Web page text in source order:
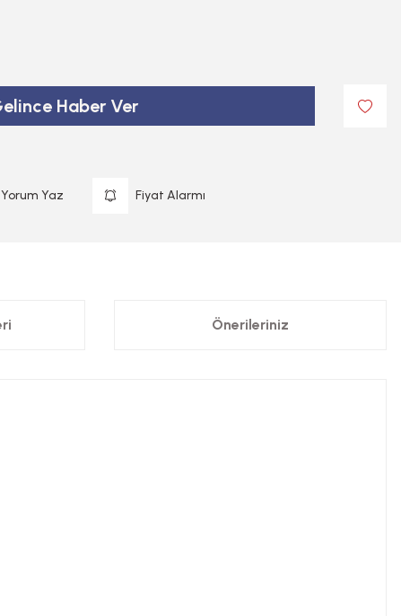
Haber Ver
Yorum Yaz Fiyat Alarmı
Önerileriniz